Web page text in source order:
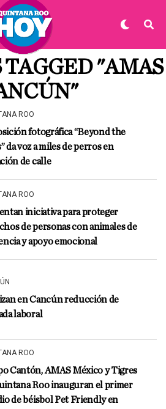
TAGGED "AMAS
ROO
fotográfica “Beyond the
da voz a miles de perros en
de calle
ROO
iniciativa para proteger
de personas con animales de
y apoyo emocional
en Cancún reducción de
laboral
ROO
Cantón, AMAS México y Tigres
Roo inauguran el primer
de béisbol Pet Friendly en